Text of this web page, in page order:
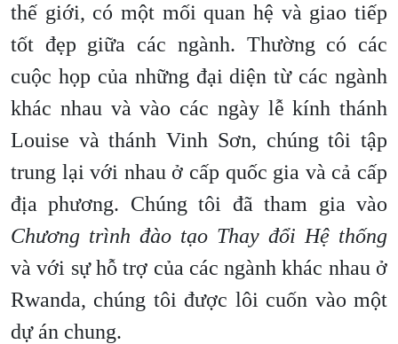
thế giới, có một mối quan hệ và giao tiếp
tốt đẹp giữa các ngành. Thường có các
cuộc họp của những đại diện từ các ngành
khác nhau và vào các ngày lễ kính thánh
Louise và thánh Vinh Sơn, chúng tôi tập
trung lại với nhau ở cấp quốc gia và cả cấp
địa phương. Chúng tôi đã tham gia vào
Chương trình đào tạo Thay đổi Hệ thống
và với sự hỗ trợ của các ngành khác nhau ở
Rwanda, chúng tôi được lôi cuốn vào một
dự án chung.